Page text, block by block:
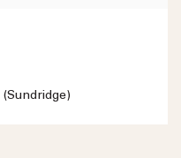
(Sundridge)